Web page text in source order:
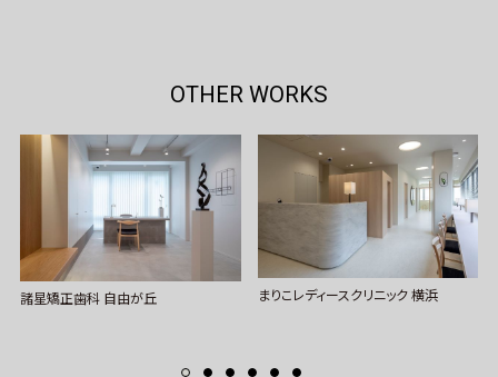
OTHER WORKS
諸星矯正歯科 自由が丘 まりこレディースクリニック 横浜